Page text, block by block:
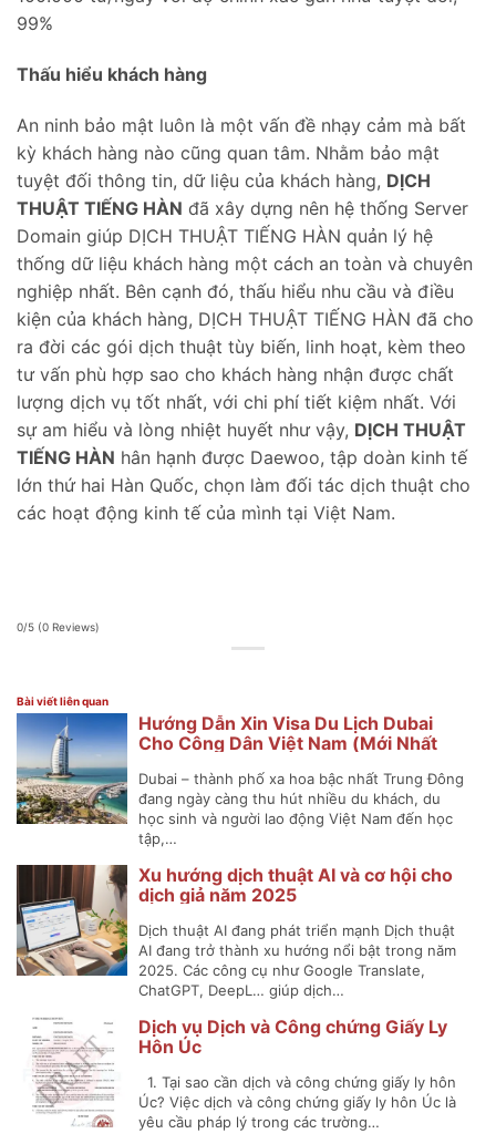
99%
Thấu hiểu khách hàng
An ninh bảo mật luôn là một vấn đề nhạy cảm mà bất
kỳ khách hàng nào cũng quan tâm. Nhằm bảo mật
tuyệt đối thông tin, dữ liệu của khách hàng, DỊCH
THUẬT TIẾNG HÀN đã xây dựng nên hệ thống Server
Domain giúp DỊCH THUẬT TIẾNG HÀN quản lý hệ
thống dữ liệu khách hàng một cách an toàn và chuyên
nghiệp nhất. Bên cạnh đó, thấu hiểu nhu cầu và điều
kiện của khách hàng, DỊCH THUẬT TIẾNG HÀN đã cho
ra đời các gói dịch thuật tùy biến, linh hoạt, kèm theo
tư vấn phù hợp sao cho khách hàng nhận được chất
lượng dịch vụ tốt nhất, với chi phí tiết kiệm nhất. Với
sự am hiểu và lòng nhiệt huyết như vậy, DỊCH THUẬT
TIẾNG HÀN hân hạnh được Daewoo, tập doàn kinh tế
lớn thứ hai Hàn Quốc, chọn làm đối tác dịch thuật cho
các hoạt động kinh tế của mình tại Việt Nam.
0/5 (0 Reviews)
Bài viết liên quan
Hướng Dẫn Xin Visa Du Lịch Dubai
Cho Công Dân Việt Nam (Mới Nhất
Dubai – thành phố xa hoa bậc nhất Trung Đông
đang ngày càng thu hút nhiều du khách, du
học sinh và người lao động Việt Nam đến học
tập,…
Xu hướng dịch thuật AI và cơ hội cho
dịch giả năm 2025
Dịch thuật AI đang phát triển mạnh Dịch thuật
AI đang trở thành xu hướng nổi bật trong năm
2025. Các công cụ như Google Translate,
ChatGPT, DeepL… giúp dịch…
Dịch vụ Dịch và Công chứng Giấy Ly
Hôn Úc
1. Tại sao cần dịch và công chứng giấy ly hôn
Úc? Việc dịch và công chứng giấy ly hôn Úc là
yêu cầu pháp lý trong các trường…